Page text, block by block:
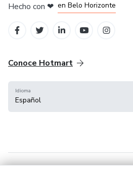
Hecho con ❤ en Belo Horizonte
Conoce Hotmart
Idioma
Español